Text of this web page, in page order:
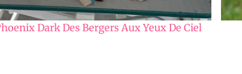
Dark Des Bergers Aux Yeux De Ciel